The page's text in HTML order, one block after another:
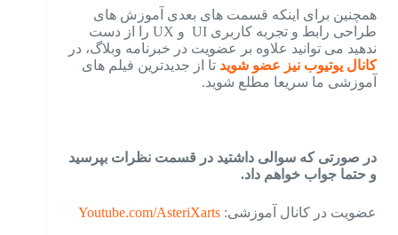
همچنین برای اینکه قسمت های بعدی آموزش های
طراحی رابط و تجربه کاربری UI و UX را از دست
ندهید می توانید علاوه بر عضویت در خبرنامه وبلاگ، در
کانال یوتیوب نیز عضو شوید تا از جدیدترین فیلم های
آموزشی ما سریعا مطلع شوید.
در صورتی که سوالی داشتید در قسمت نظرات بپرسید
و حتما جواب خواهم داد.
عضویت در کانال آموزشی: Youtube.com/AsteriXarts